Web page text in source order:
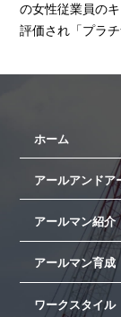
の女性従業員の
評価され「プラ
ホーム
アールアンドア
アールマン紹介
アールマン育成
ワークスタイル